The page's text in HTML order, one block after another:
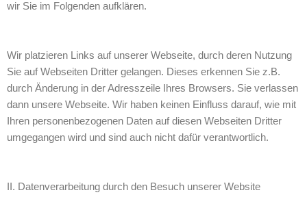
wir Sie im Folgenden aufklären.
Wir platzieren Links auf unserer Webseite, durch deren Nutzung
Sie auf Webseiten Dritter gelangen. Dieses erkennen Sie z.B.
durch Änderung in der Adresszeile Ihres Browsers. Sie verlassen
dann unsere Webseite. Wir haben keinen Einfluss darauf, wie mit
Ihren personenbezogenen Daten auf diesen Webseiten Dritter
umgegangen wird und sind auch nicht dafür verantwortlich.
II. Datenverarbeitung durch den Besuch unserer Website